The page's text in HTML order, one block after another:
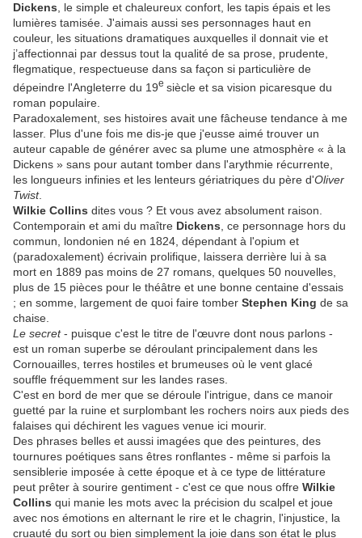
Dickens , le simple et chaleureux confort, les tapis épais et les
lumières tamisée. J'aimais aussi ses personnages haut en
couleur, les situations dramatiques auxquelles il donnait vie et
j’affectionnai par dessus tout la qualité de sa prose, prudente,
flegmatique, respectueuse dans sa façon si particulière de
dépeindre l'Angleterre du 19e siècle et sa vision picaresque du
roman populaire.
Paradoxalement, ses histoires avait une fâcheuse tendance à me
lasser. Plus d'une fois me dis-je que j'eusse aimé trouver un
auteur capable de générer avec sa plume une atmosphère « à la
Dickens » sans pour autant tomber dans l'arythmie récurrente,
les longueurs infinies et les lenteurs gériatriques du père d'Oliver
Twist.
Wilkie Collins dites vous ? Et vous avez absolument raison.
Contemporain et ami du maître Dickens , ce personnage hors du
commun, londonien né en 1824, dépendant à l'opium et
(paradoxalement) écrivain prolifique, laissera derrière lui à sa
mort en 1889 pas moins de 27 romans, quelques 50 nouvelles,
plus de 15 pièces pour le théâtre et une bonne centaine d'essais
; en somme, largement de quoi faire tomber Stephen King de sa
chaise.
Le secret- puisque c'est le titre de l'œuvre dont nous parlons -
est un roman superbe se déroulant principalement dans les
Cornouailles, terres hostiles et brumeuses où le vent glacé
souffle fréquemment sur les landes rases.
C'est en bord de mer que se déroule l'intrigue, dans ce manoir
guetté par la ruine et surplombant les rochers noirs aux pieds des
falaises qui déchirent les vagues venue ici mourir.
Des phrases belles et aussi imagées que des peintures, des
tournures poétiques sans êtres ronflantes - même si parfois la
sensiblerie imposée à cette époque et à ce type de littérature
peut prêter à sourire gentiment - c'est ce que nous offre Wilkie
Collins qui manie les mots avec la précision du scalpel et joue
avec nos émotions en alternant le rire et le chagrin, l'injustice, la
cruauté du sort ou bien simplement la joie dans son état le plus